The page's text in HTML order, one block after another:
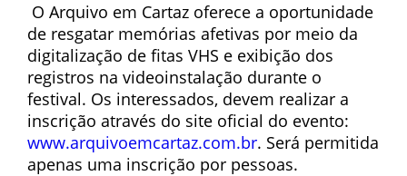
O Arquivo em Cartaz oferece a oportunidade
de resgatar memórias afetivas por meio da
digitalização de fitas VHS e exibição dos
registros na videoinstalação durante o
festival. Os interessados, devem realizar a
inscrição através do site oficial do evento:
www.arquivoemcartaz.com.br. Será permitida
apenas uma inscrição por pessoas.